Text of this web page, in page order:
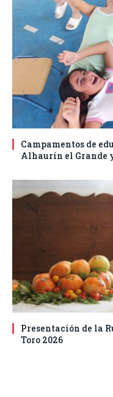
Campamentos de
Alhaurín el Grande
Presentación de la
Toro 2026